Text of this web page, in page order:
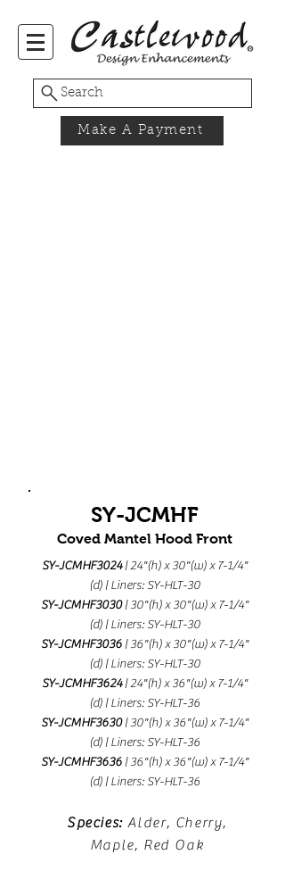
Search
Make A Payment
SY-JCMHF
Coved Mantel Hood Front
SY-JCMHF3024| 24"(h) x 30"(w) x 7-1/4"
(d) | Liners: SY-HLT-30
SY-JCMHF3030| 30"(h) x 30"(w) x 7-1/4"
(d) | Liners: SY-HLT-30
SY-JCMHF3036 | 36"(h) x 30"(w) x 7-1/4"
(d) | Liners: SY-HLT-30
SY-JCMHF3624| 24"(h) x 36"(w) x 7-1/4"
(d) | Liners: SY-HLT-36
SY-JCMHF3630| 30"(h) x 36"(w) x 7-1/4"
(d) | Liners: SY-HLT-36
SY-JCMHF3636 | 36"(h) x 36"(w) x 7-1/4"
(d) | Liners: SY-HLT-36
Species:Alder, Cherry,
Maple, Red Oak